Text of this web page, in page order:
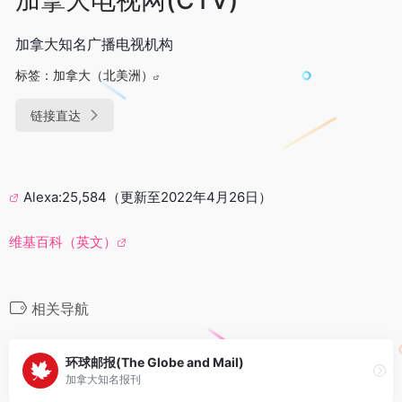
加拿大知名广播电视机构
标签： 加拿大（北美洲）
链接直达
Alexa:25,584（更新至2022年4月26日）
维基百科（英文）
相关导航
环球邮报(The Globe and Mail)
加拿大知名报刊